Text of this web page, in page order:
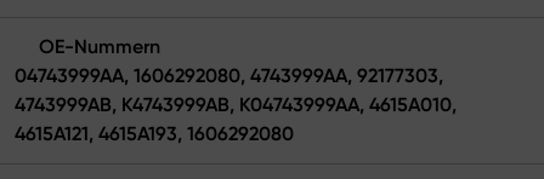
OE-Nummern
04743999AA, 1606292080, 4743999AA, 92177303,
4743999AB, K4743999AB, K04743999AA, 4615A010,
4615A121, 4615A193, 1606292080